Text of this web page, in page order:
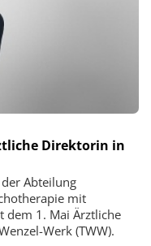
Direktorin in
Abteilung
mit
dem 1. Mai Ärztliche
Werk (TWW).